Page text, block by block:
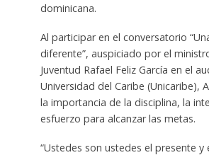
dominicana.
Al participar en el conversatorio
diferente”, auspiciado por el
Juventud Rafael Feliz García en el
Universidad del Caribe (Unicaribe),
la importancia de la disciplina, la
esfuerzo para alcanzar las metas.
“Ustedes son ustedes el presente y